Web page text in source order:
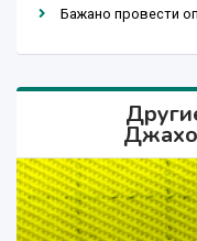
Бажано провести